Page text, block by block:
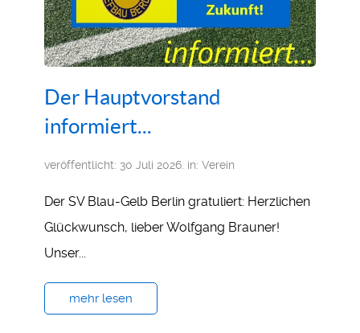
Der Hauptvorstand
informiert...
veröffentlicht: 30 Juli 2026. in: Verein
Der SV Blau-Gelb Berlin gratuliert: Herzlichen
Glückwunsch, lieber Wolfgang Brauner!
Unser...
mehr lesen